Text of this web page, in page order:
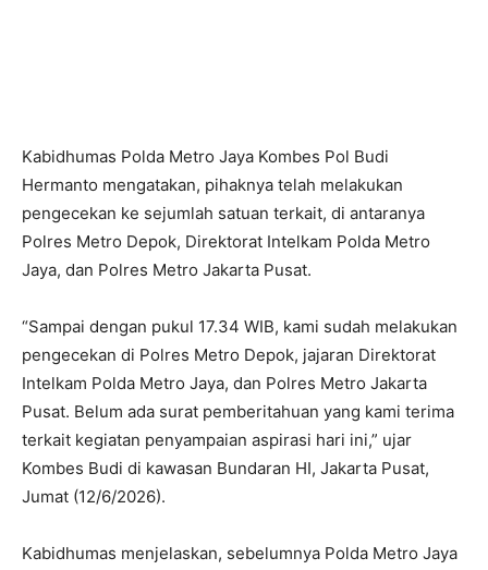
Kabidhumas Polda Metro Jaya Kombes Pol Budi
Hermanto mengatakan, pihaknya telah melakukan
pengecekan ke sejumlah satuan terkait, di antaranya
Polres Metro Depok, Direktorat Intelkam Polda Metro
Jaya, dan Polres Metro Jakarta Pusat.
“Sampai dengan pukul 17.34 WIB, kami sudah melakukan
pengecekan di Polres Metro Depok, jajaran Direktorat
Intelkam Polda Metro Jaya, dan Polres Metro Jakarta
Pusat. Belum ada surat pemberitahuan yang kami terima
terkait kegiatan penyampaian aspirasi hari ini,” ujar
Kombes Budi di kawasan Bundaran HI, Jakarta Pusat,
Jumat (12/6/2026).
Kabidhumas menjelaskan, sebelumnya Polda Metro Jaya